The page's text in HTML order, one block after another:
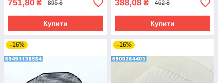
751,80 ₴ 895 ₴
Купити
388,08 ₴ 462 ₴
Купити
–16% –16%